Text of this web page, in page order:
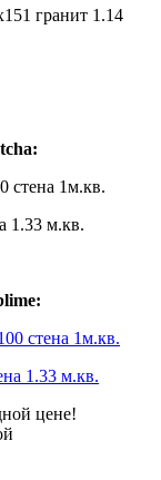
гранит 1.14
стена 1м.кв.
1.33 м.кв.
стена 1м.кв.
1.33 м.кв.
цене!